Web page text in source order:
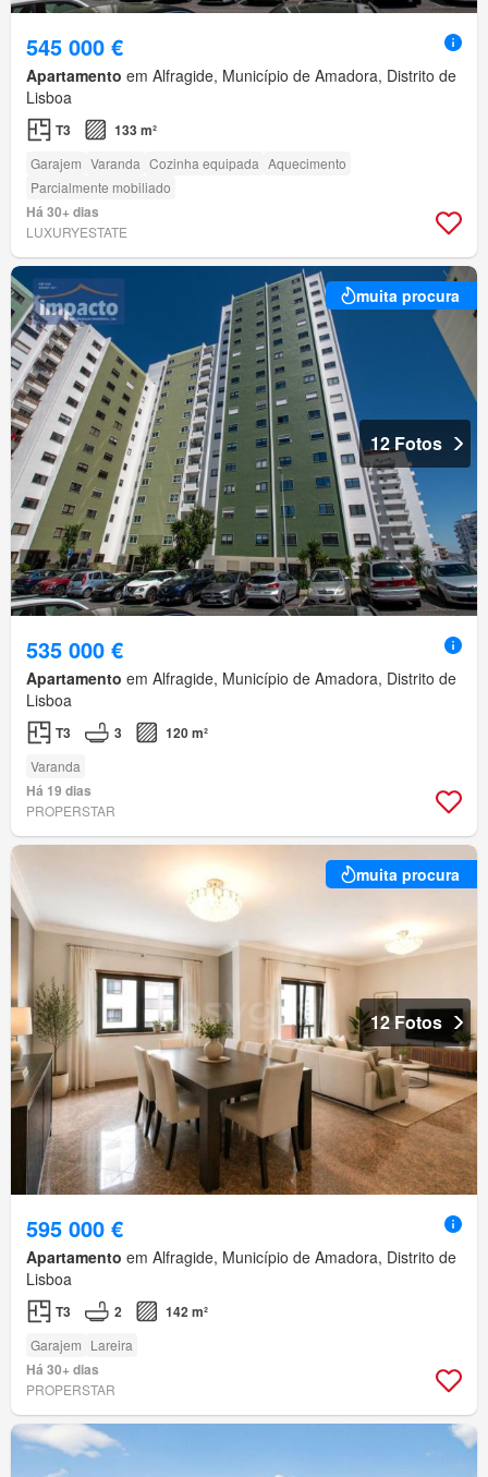
545 000 €
Apartamento em Alfragide, Município de Amadora, Distrito de
Lisboa
T3 133 m²
Garajem Varanda Cozinha equipada Aquecimento
Parcialmente mobiliado
Há 30+ dias
LUXURYESTATE
muita procura
12 Fotos
535 000 €
Apartamento em Alfragide, Município de Amadora, Distrito de
Lisboa
T3 3 120 m²
Varanda
Há 19 dias
PROPERSTAR
muita procura
12 Fotos
595 000 €
Apartamento em Alfragide, Município de Amadora, Distrito de
Lisboa
T3 2 142 m²
Garajem Lareira
Há 30+ dias
PROPERSTAR